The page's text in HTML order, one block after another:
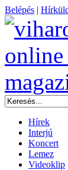
Belépés |
Hírek
Interjú
Koncert
Lemez
Videoklip